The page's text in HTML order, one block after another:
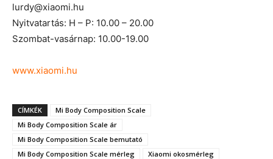
lurdy@xiaomi.hu
Nyitvatartás: H – P: 10.00 – 20.00
Szombat-vasárnap: 10.00-19.00
www.xiaomi.hu
CÍMKÉK
Mi Body Composition Scale
Mi Body Composition Scale ár
Mi Body Composition Scale bemutató
Mi Body Composition Scale mérleg
Xiaomi okosmérleg